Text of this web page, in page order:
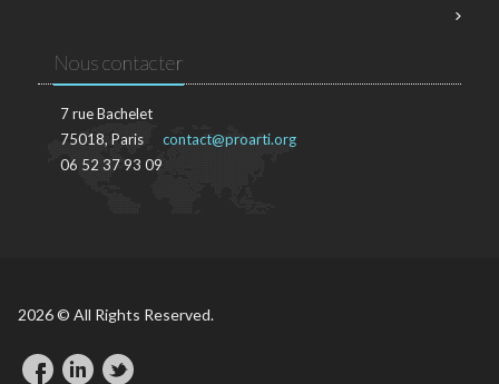
Nous contacter
7 rue Bachelet
75018, Paris
06 52 37 93 09
contact@proarti.org
2026 © All Rights Reserved.